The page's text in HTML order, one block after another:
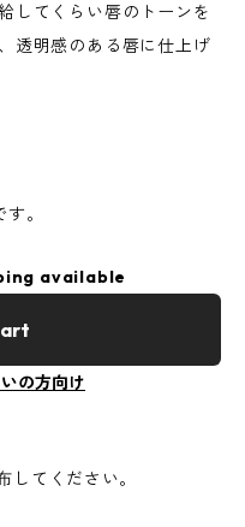
してくらい唇のトーンを
透明感のある唇に仕上げ
。
available
の方向け
てください。